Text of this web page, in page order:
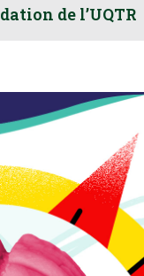
de l’UQTR